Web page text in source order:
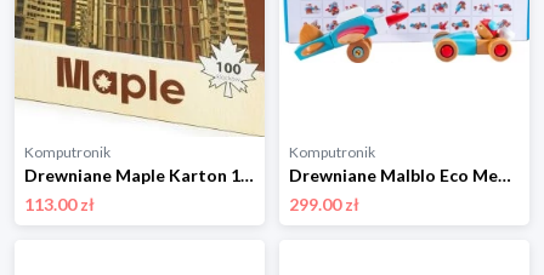
Komputronik
Drewniane Maple Karton 100 szt K100
113.00 zł
Komputronik
Drewniane Malblo Eco Mega Zestaw MOTO MAL 7741 MalBlo
299.00 zł